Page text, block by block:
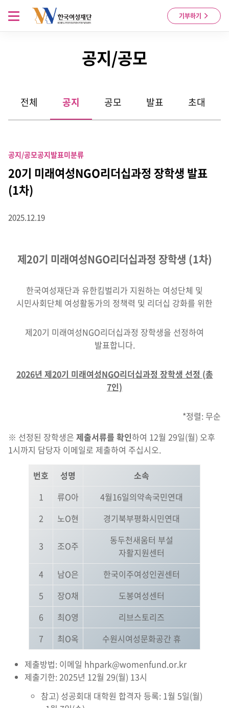
Skip to content
기부하기
메뉴 열기
공지/공모
전체 공지 공모 발표 초대
공지/공모공지발표미분류
20기 미래여성NGO리더십과정 장학생 발표
(1차)
2025.12.19
제20기 미래여성NGO리더십과정 장학생 (1차)
한국여성재단과 유한킴벌리가 지원하는 여성단체 및
시민사회단체 여성활동가의 정책력 및 리더십 강화를 위한
제20기 미래여성NGO리더십과정 장학생을 선정하여
발표합니다.
2026년 제20기 미래여성NGO리더십과정 장학생 선정 (총
7인)
*정렬: 무순
※ 선정된 장학생은 제출서류를 확인하여 12월 29일(월) 오후
1시까지 담당자 이메일로 제출하여 주십시오.
번호 성명
소속
1
류O아
4월16일의약속국민연대
2
노O현 경기북부평화시민연대
3 조O주
동두천새움터 부설
자활지원센터
4
남O은
한국이주여성인권센터
5
장O채
도봉여성센터
6
최O영
리브스토리즈
7
최O옥 수원시여성문화공간 휴
제출방법: 이메일 hhpark@womenfund.or.kr
제출기한: 2025년 12월 29(월) 13시
참고) 성공회대 대학원 합격자 등록: 1월 5일(월)